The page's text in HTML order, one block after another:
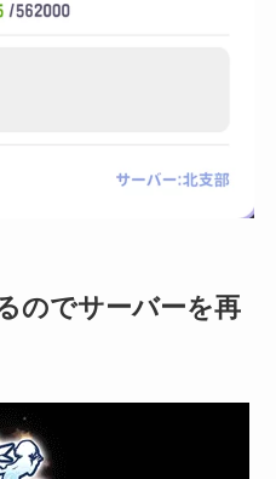
のでサーバーを再